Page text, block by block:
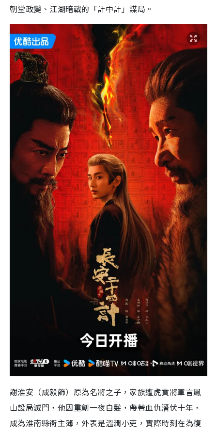
朝堂政變、江湖暗戰的「計中計」謀局。
謝淮安（成毅飾）原為名將之子，家族遭虎賁將軍言鳳
山設局滅門，他因重創一夜白髮，帶著血仇潛伏十年，
成為淮南縣衙主簿，外表是溫潤小吏，實際時刻在為復